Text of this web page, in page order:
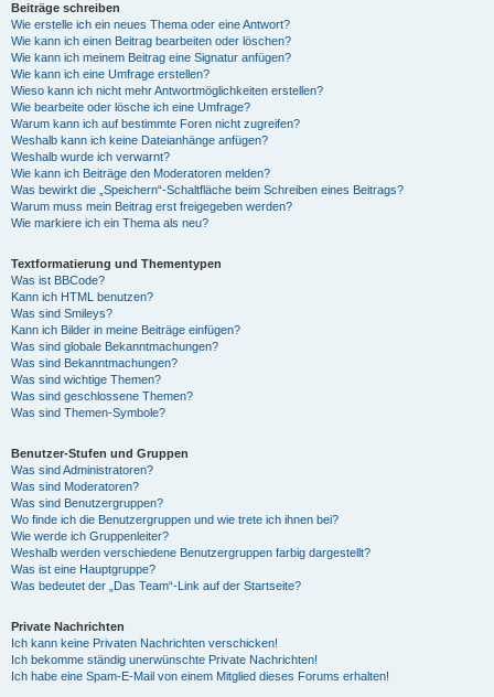
Beiträge schreiben
Wie erstelle ich ein neues Thema oder eine Antwort?
Wie kann ich einen Beitrag bearbeiten oder löschen?
Wie kann ich meinem Beitrag eine Signatur anfügen?
Wie kann ich eine Umfrage erstellen?
Wieso kann ich nicht mehr Antwortmöglichkeiten erstellen?
Wie bearbeite oder lösche ich eine Umfrage?
Warum kann ich auf bestimmte Foren nicht zugreifen?
Weshalb kann ich keine Dateianhänge anfügen?
Weshalb wurde ich verwarnt?
Wie kann ich Beiträge den Moderatoren melden?
Was bewirkt die „Speichern“-Schaltfläche beim Schreiben eines Beitrags?
Warum muss mein Beitrag erst freigegeben werden?
Wie markiere ich ein Thema als neu?
Textformatierung und Thementypen
Was ist BBCode?
Kann ich HTML benutzen?
Was sind Smileys?
Kann ich Bilder in meine Beiträge einfügen?
Was sind globale Bekanntmachungen?
Was sind Bekanntmachungen?
Was sind wichtige Themen?
Was sind geschlossene Themen?
Was sind Themen-Symbole?
Benutzer-Stufen und Gruppen
Was sind Administratoren?
Was sind Moderatoren?
Was sind Benutzergruppen?
Wo finde ich die Benutzergruppen und wie trete ich ihnen bei?
Wie werde ich Gruppenleiter?
Weshalb werden verschiedene Benutzergruppen farbig dargestellt?
Was ist eine Hauptgruppe?
Was bedeutet der „Das Team“-Link auf der Startseite?
Private Nachrichten
Ich kann keine Privaten Nachrichten verschicken!
Ich bekomme ständig unerwünschte Private Nachrichten!
Ich habe eine Spam-E-Mail von einem Mitglied dieses Forums erhalten!